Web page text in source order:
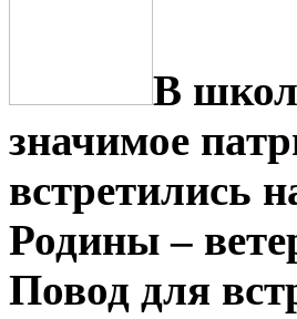
В
значимое
встретились
Родины –
Повод для